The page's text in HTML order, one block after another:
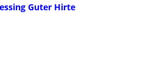
Guter Hirte